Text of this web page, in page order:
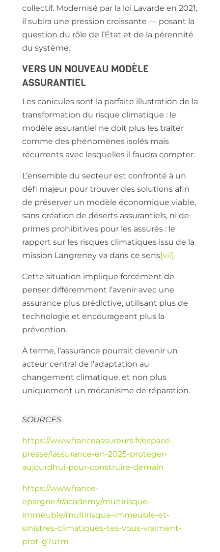
collectif. Modernisé par la loi Lavarde en 2021,
il subira une pression croissante — posant la
question du rôle de l’État et de la pérennité
du système.
VERS UN NOUVEAU MODÈLE
ASSURANTIEL
Les canicules sont la parfaite illustration de la
transformation du risque climatique : le
modèle assurantiel ne doit plus les traiter
comme des phénomènes isolés mais
récurrents avec lesquelles il faudra compter.
L’ensemble du secteur est confronté à un
défi majeur pour trouver des solutions afin
de préserver un modèle économique viable,
sans création de déserts assurantiels, ni de
primes prohibitives pour les assurés : le
rapport sur les risques climatiques issu de la
mission Langreney va dans ce sens[vii].
Cette situation implique forcément de
penser différemment l’avenir avec une
assurance plus prédictive, utilisant plus de
technologie et encourageant plus la
prévention.
À terme, l’assurance pourrait devenir un
acteur central de l’adaptation au
changement climatique, et non plus
uniquement un mécanisme de réparation.
SOURCES
https://www.franceassureurs.fr/espace-
presse/lassurance-en-2025-proteger-
aujourdhui-pour-construire-demain
https://www.france-
epargne.fr/academy/multirisque-
immeuble/multirisque-immeuble-et-
sinistres-climatiques-tes-vous-vraiment-
prot-g?utm